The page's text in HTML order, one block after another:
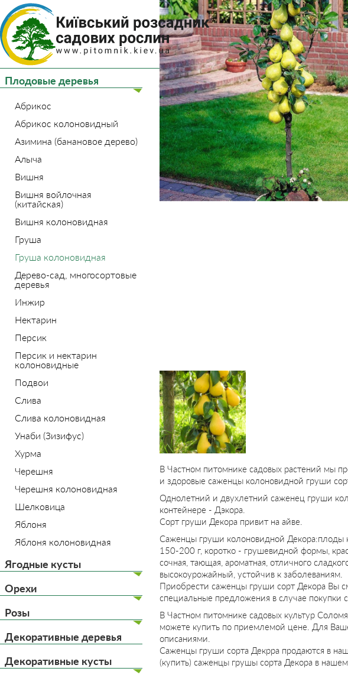
(044) 233-22-13
(093) 233-22-13
Главная
Плодовые деревья
Абрикос
Абрикос колоновидный
Азимина (банановое дерево)
Алыча
Вишня
Вишня войлочная
(китайская)
Вишня колоновидная
Груша
Груша колоновидная
Дерево-сад, многосортовые
деревья
Инжир
Нектарин
Персик
Персик и нектарин
колоновидные
Подвои
Слива
Слива колоновидная
Унаби (Зизифус)
Хурма
Черешня
Черешня колоновидная
Шелковица
Яблоня
Яблоня колоновидная
Ягодные кусты
Орехи
Розы
Декоративные деревья
Декоративные кусты
Главная Плодовые деревья Груша
В Частном питомнике садовых растений мы
и здоровые саженцы колоновидной груши
Однолетний и двухлетний саженец груши
контейнере - Дэкора.
Сорт груши Декора привит на айве.
Саженцы груши колоновидной Декора:плоды
150-200 г, коротко - грушевидной формы,
сочная, тающая, ароматная, отличного
высокоурожайный, устойчив к заболеваниям.
Приобрести саженцы груши сорт Декора Вы
специальные предложения в случае покупки
В Частном питомнике садовых культур
можете купить по приемлемой цене. Для
описаниями.
Саженцы груши сорта Декрра продаются в
(купить) саженцы грушы сорта Декора в